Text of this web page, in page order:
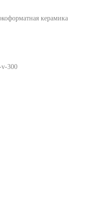
керамика
300